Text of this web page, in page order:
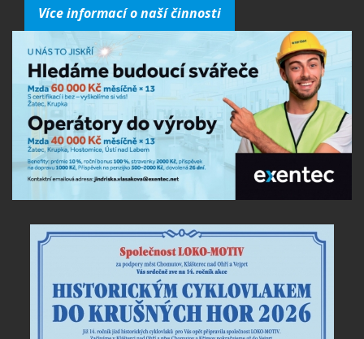
Více informací o naší činnosti